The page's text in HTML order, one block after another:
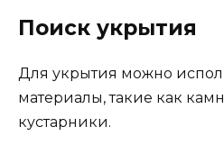
Поиск укрытия
Для укрытия можно
материалы, такие как
кустарники.